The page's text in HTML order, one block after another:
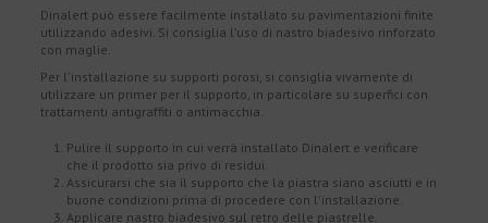
Dinalert può essere facilmente installato su pavimentazioni finite
utilizzando adesivi. Si consiglia l'uso di nastro biadesivo rinforzato
con maglie.
Per l'installazione su supporti porosi, si consiglia vivamente di
utilizzare un primer per il supporto, in particolare su superfici con
trattamenti antigraffiti o antimacchia.
Pulire il supporto in cui verrà installato Dinalert e verificare
che il prodotto sia privo di residui.
Assicurarsi che sia il supporto che la piastra siano asciutti e in
buone condizioni prima di procedere con l'installazione.
Applicare nastro biadesivo sul retro delle piastrelle.